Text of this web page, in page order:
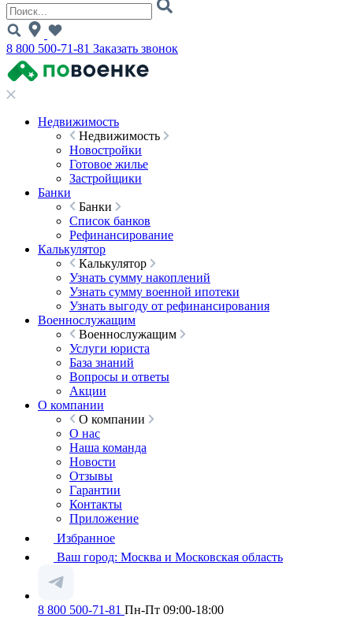
8 800 500-71-81 Заказать звонок
Недвижимость
Недвижимость
Новостройки
Готовое жилье
Застройщики
Банки
Банки
Список банков
Рефинансирование
Калькулятор
Калькулятор
Узнать сумму накоплений
Узнать сумму военной ипотеки
Узнать выгоду от рефинансирования
Военнослужащим
Военнослужащим
Услуги юриста
База знаний
Вопросы и ответы
Акции
О компании
О компании
О нас
Наша команда
Новости
Отзывы
Гарантии
Контакты
Приложение
Избранное
Ваш город: Москва и Московская область
8 800 500-71-81 Пн-Пт 09:00-18:00